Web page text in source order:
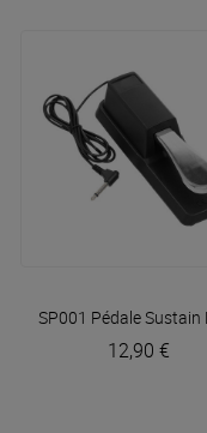
SP001 Pédale Sustain
12,90 €